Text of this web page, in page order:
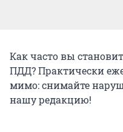
Как часто вы
ПДД? Практически
мимо: снимайте
нашу редакцию!